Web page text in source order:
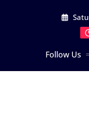
Follow Us